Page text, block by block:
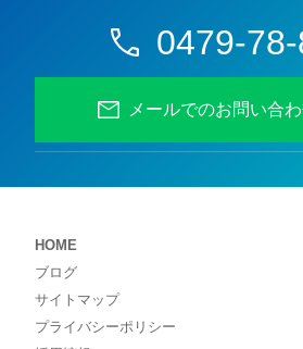
0479-
メールでのお問い合
HOME
ブログ
サイトマップ
プライバシーポリシー